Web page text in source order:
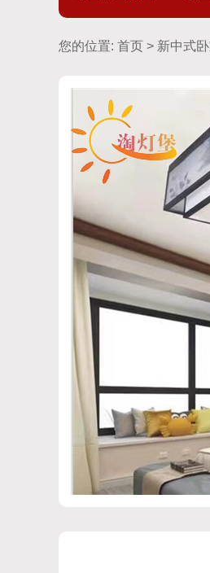
您的位置: 首页 > 新中式